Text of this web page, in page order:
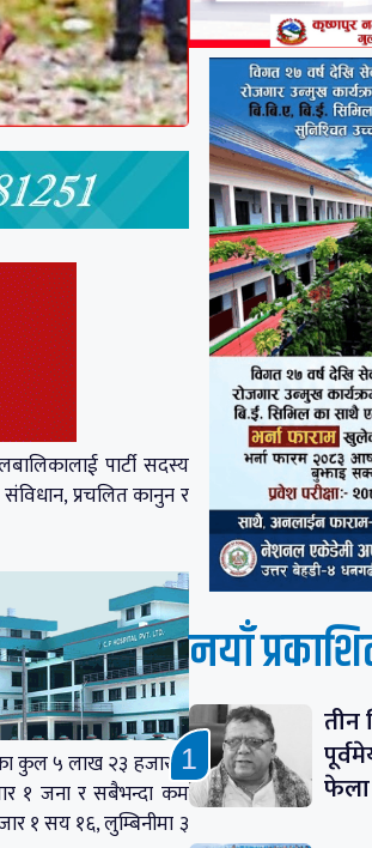
पार्टी सदस्य
प्रचलित कानुन र
कुल ५ लाख २३ हजार ४
१ जना र सबैभन्दा कम
१ सय १६, लुम्बिनीमा ३
नयाँ
तीन
फेला